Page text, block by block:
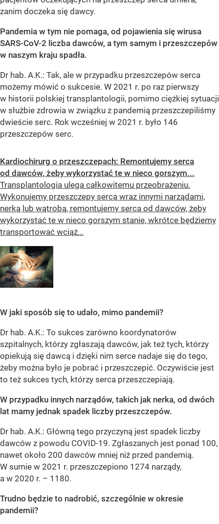
zanim doczeka się dawcy.
Pandemia w tym nie pomaga, od pojawienia się wirusa
SARS-CoV-2 liczba dawców, a tym samym i przeszczepów
w naszym kraju spadła.
Dr hab. A.K.: Tak, ale w przypadku przeszczepów serca
możemy mówić o sukcesie. W 2021 r. po raz pierwszy
w historii polskiej transplantologii, pomimo ciężkiej sytuacji
w służbie zdrowia w związku z pandemią przeszczepiliśmy
dwieście serc. Rok wcześniej w 2021 r. było 146
przeszczepów serc.
Kardiochirurg o przeszczepach: Remontujemy serca
od dawców, żeby wykorzystać te w nieco gorszym...
Transplantologia ulega całkowitemu przeobrażeniu.
Wykonujemy przeszczepy serca wraz innymi narządami,
nerką lub wątrobą, remontujemy serca od dawców, żeby
wykorzystać te w nieco gorszym stanie, wkrótce będziemy
transportować wciąż...
W jaki sposób się to udało, mimo pandemii?
Dr hab. A.K.: To sukces zarówno koordynatorów
szpitalnych, którzy zgłaszają dawców, jak też tych, którzy
opiekują się dawcą i dzięki nim serce nadaje się do tego,
żeby można było je pobrać i przeszczepić. Oczywiście jest
to też sukces tych, którzy serca przeszczepiają.
W przypadku innych narządów, takich jak nerka, od dwóch
lat mamy jednak spadek liczby przeszczepów.
Dr hab. A.K.: Główną tego przyczyną jest spadek liczby
dawców z powodu COVID-19. Zgłaszanych jest ponad 100,
nawet około 200 dawców mniej niż przed pandemią.
W sumie w 2021 r. przeszczepiono 1274 narządy,
a w 2020 r. – 1180.
Trudno będzie to nadrobić, szczególnie w okresie
pandemii?